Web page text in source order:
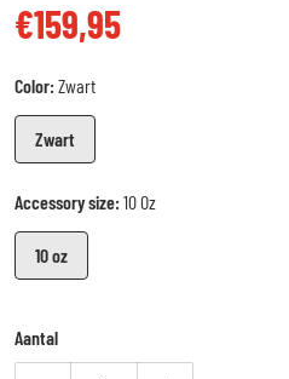
gemak van klittenband.
✅ 100% handgemaakt in Thailand
✅Geschikt voor iedereen
het beste willen.
€159,95
Color: Zwart
Zwart
Accessory size: 10 Oz
10 oz
Aantal